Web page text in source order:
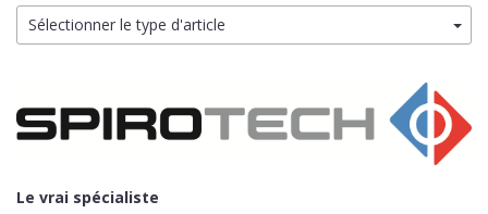
Sélectionner le type d'article
Le vrai spécialiste